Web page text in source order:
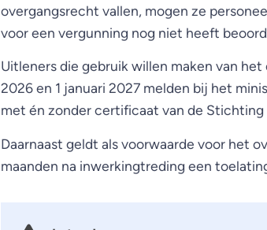
overgangsrecht vallen, mogen ze
voor een vergunning nog niet heeft
Uitleners die gebruik willen maken van
2026 en 1 januari 2027 melden bij het
met én zonder certificaat van de
Daarnaast geldt als voorwaarde voor het
maanden na inwerkingtreding een